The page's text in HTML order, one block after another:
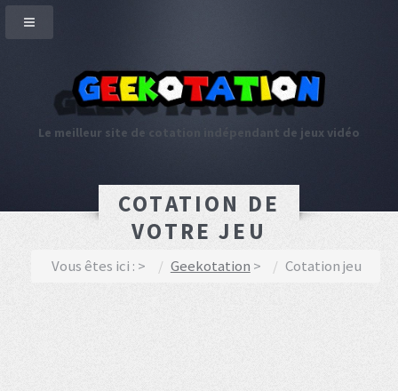
Le meilleur site de cotation indépendant de jeux vidéo
COTATION DE
VOTRE JEU
Vous êtes ici : Geekotation Cotation jeu